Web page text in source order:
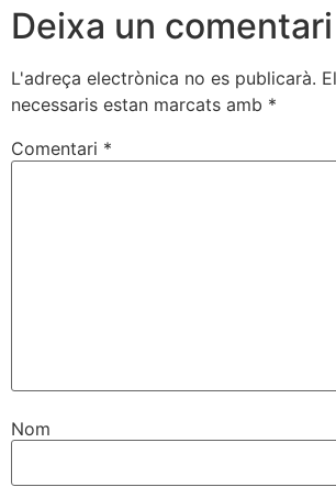
Deixa un comentari
L'adreça electrònica no es publicarà.
necessaris estan marcats amb *
Comentari *
Nom